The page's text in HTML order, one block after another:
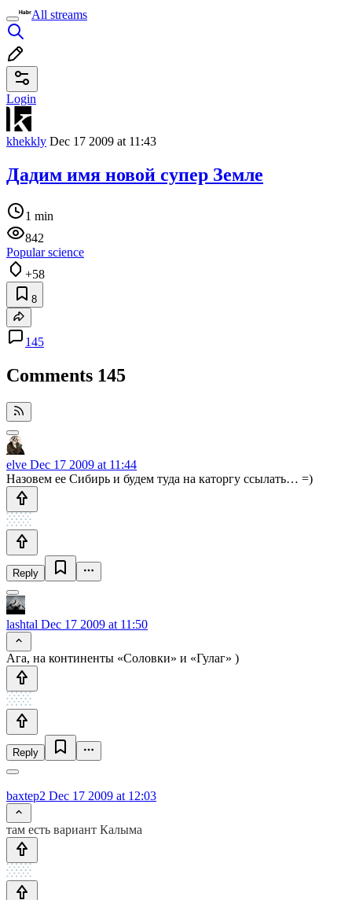
All streams
Login
khekkly Dec 17 2009 at 11:43
Дадим имя новой супер Земле
1 min
842
Popular science
+58
8
145
Comments 145
elve Dec 17 2009 at 11:44
Назовем ее Сибирь и будем туда на каторгу ссылать… =)
Reply
lashtal Dec 17 2009 at 11:50
Ага, на континенты «Соловки» и «Гулаг» )
Reply
baxtep2 Dec 17 2009 at 12:03
там есть вариант Калыма